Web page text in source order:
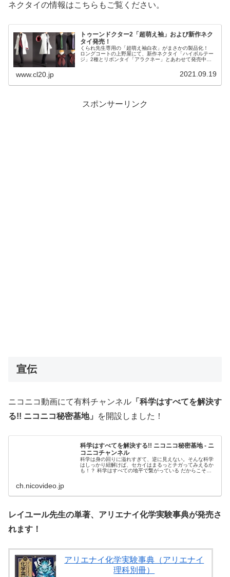
ネクタイの情報はこちらもご覧ください。
トゥーンドクター2「超萌え袖」および新作ネク
タイ発売！
くられ先生専用の「超萌え袖白衣」がまさかの製品化！
ロングコートの上野屋にて、新作ネクタイ「ハイボルテー
ジ」2種とリボンタイ「アラクネー」とあわせて発売中で
www.cl20.jp 2021.09.19
スポンサーリンク
宣伝
ニコニコ動画にて有料チャンネル 「科学はすべてを解決す
る!! ニコニコ秘密基地」
を開設しました！
科学はすべてを解決する!! ニコニコ秘密基地 - ニ
コニコチャンネル
科学は身の回りに溢れすぎて、逆に見えない。そんな科学
はしっかり紐解けば、セカイはまるっとチガってみえるか
も！？ 科学はすべての地平で繋がっている だからこそマ
ch.nicovideo.jp
レイユール先生の単著、アリエナイ化学実験事典が発売さ
れます！
アリエナイ化学実験事典（アリエナイ
理科別冊）